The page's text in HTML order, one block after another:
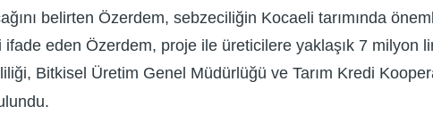
belirten Özerdem, sebzeciliğin Kocaeli tarımında
eden Özerdem, proje ile üreticilere yaklaşık 7 milyon
Bitkisel Üretim Genel Müdürlüğü ve Tarım Kredi